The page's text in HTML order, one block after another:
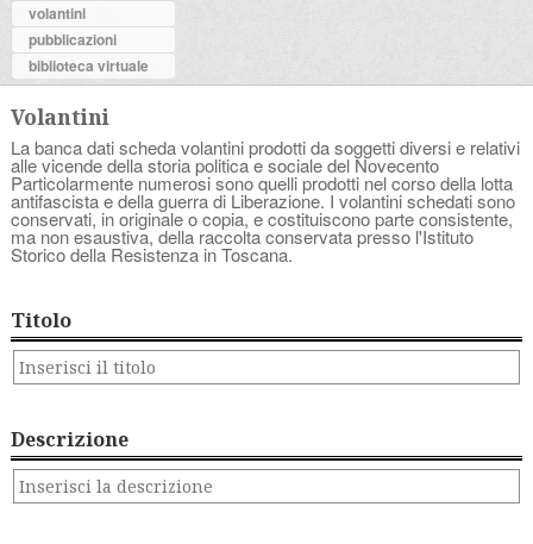
volantini
pubblicazioni
biblioteca virtuale
Volantini
La banca dati scheda volantini prodotti da soggetti diversi e relativi
alle vicende della storia politica e sociale del Novecento
Particolarmente numerosi sono quelli prodotti nel corso della lotta
antifascista e della guerra di Liberazione. I volantini schedati sono
conservati, in originale o copia, e costituiscono parte consistente,
ma non esaustiva, della raccolta conservata presso l'Istituto
Storico della Resistenza in Toscana.
Titolo
Descrizione